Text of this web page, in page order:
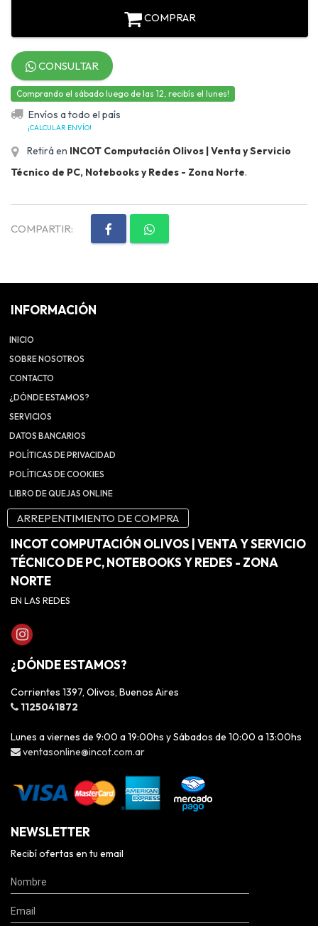
COMPRAR
CONSULTAR
Comprando el sábado luego de las 12, recibís el lunes!
Envíos a todo el país
¡CALCULAR ENVÍO!
Retirá en INCOT Computación Olivos | Venta y Servicio
Técnico de PC, Notebooks y Redes - Zona Norte.
COMPARTIR:
INFORMACIÓN
INICIO
SOBRE NOSOTROS
CONTACTO
¿DÓNDE ESTAMOS?
SERVICIOS
DATOS BANCARIOS
POLÍTICAS DE PRIVACIDAD
POLÍTICAS DE COOKIES
LIBRO DE QUEJAS ONLINE
ARREPENTIMIENTO DE COMPRA
INCOT COMPUTACIÓN OLIVOS | VENTA Y SERVICIO
TÉCNICO DE PC, NOTEBOOKS Y REDES - ZONA
NORTE
EN LAS REDES
¿DÓNDE ESTAMOS?
Corrientes 1397, Olivos, Buenos Aires
1125041872
Lunes a viernes de 9:00 a 19:00hs y Sábados de 10:00 a 13:00hs
ventasonline@incot.com.ar
NEWSLETTER
Recibí ofertas en tu email